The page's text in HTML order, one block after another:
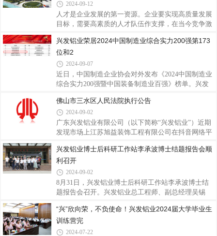
年企业营业收入为基本标准作出排序，真实地反映广
成为建国以来登录我国大陆地区最强的秋台风，登录
时最大风力在17级以上。海南作为兴发铝业在全国销
售布局的其中一个站点，在超强台风的摧残下，海南
掉落。在放眼一片残局的景象中，风雨洗礼出真正过
硬品质，此次台风登陆地海南使用兴发铝业产
2024-09-12
人才是企业发展的第一资源。企业要实现高质量发展
目标，需要高素质的人才队伍作支撑，在当今竞争激
的关键。兴发铝业经过40年的发展，培养了一支多层
次、高素质的人才队伍，为企业的高质量发展注入了
强劲动力，赢得了广泛的社会赞誉和良好信誉。一直
以来，兴发铝业秉持“以人为本、以诚取信、以质取
胜”的经营宗旨，坚信“人才，是兴发之本”，注重顶层
培养等重点工作，通过一系列举措，致力于打造一支
高素质、富有创新精神的团队，以进一步
兴发铝业荣居2024中国制造业综合实力200强第173
位和2
2024-09-07
近日，中国制造企业协会对外发布《2024中国制造业
综合实力200强暨中国装备制造业百强》榜单。兴发
获2024中国制造业综合实力200强第173位和2024中国
装备制造业100强第94位，彰显了兴发铝业在中国铝
挤压材行业的先进地位。据悉，此次榜单的发布是中
国制造企业协会对我国制造业企业进行全面、科学、
造型企业的数据采集与深入分析，严格按照营业收
入、资产总额、利润总额、所有者权益、研发投入、
从业人数等多维度指标进行综合评分，并邀请百位
佛山市三水区人民法院执行公告
2024-09-02
广东兴发铝业有限公司（以下简称“兴发铝业”）近期
发现市场上江苏旭益装饰工程有限公司在抖音网络平
者合法权益，营造清朗健康的市场环境，兴发铝业已
采取法律行动，现将法院判决内容《佛山市三水区人
民法院执行公告》予以公布。请广大消费者不要轻信
网络谣言，避免被不实信息误导。兴发铝业也将、恶
意造谣诽谤等违法违规行为坚决从严查处，绝不姑
客户及合作伙伴。我们将一如既往地努力提供更好的
产品和服务，恪守诚信经营理念。希望大家共
兴发铝业博士后科研工作站李承波博士结题报告会顺
利召开
2024-09-02
8月31日，兴发铝业博士后科研工作站李承波博士结
题报告会召开。兴发铝业总工程师、副总经理吴锡
术专家侯陇刚博士等出席会议。报告会上，李承波博
士围绕其在站期间的研究课题《汽车用高强韧7xxx 铝
型材形/性协同调控研究》作结题汇报，详细阐述了新
“兴”欣向荣，不负使命！兴发铝业2024届大学毕业生
训练营完
2024-07-22